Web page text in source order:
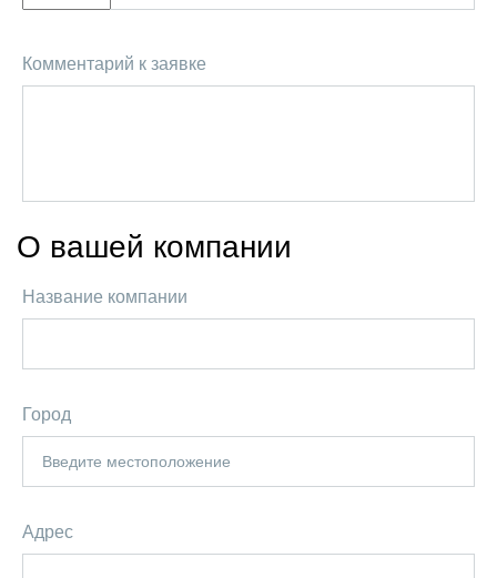
О вашей компании
Название компании
Город
Адрес
Комментарий к заявке